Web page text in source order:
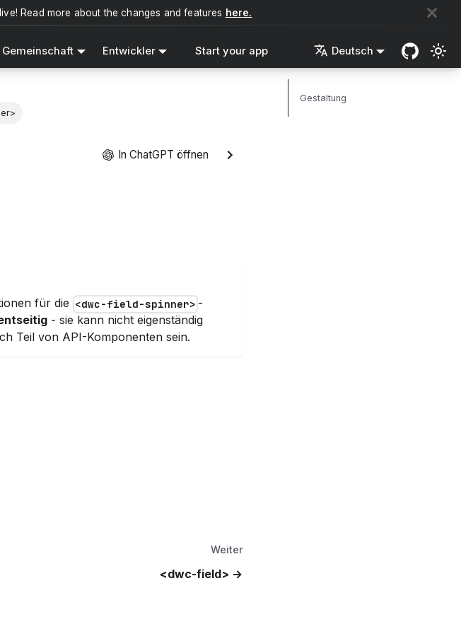
Read more about the changes and features here.
Gemeinschaft Entwickler Start your app Deutsch
In ChatGPT öffnen
für die <dwc-field-spinner> -
- sie kann nicht eigenständig
Teil von API-Komponenten sein.
Weiter
<dwc-field>
Gestaltung